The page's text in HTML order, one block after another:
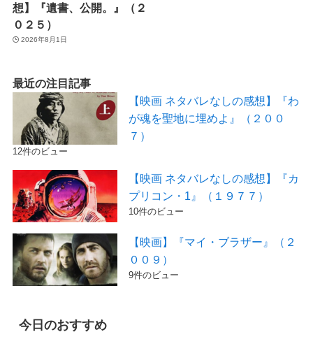
想】『遺書、公開。』（２
０２５）
2026年8月1日
最近の注目記事
【映画 ネタバレなしの感想】『わ
が魂を聖地に埋めよ』（２００
７）
12件のビュー
【映画 ネタバレなしの感想】『カ
プリコン・1』（１９７７）
10件のビュー
【映画】『マイ・ブラザー』（２
００９）
9件のビュー
今日のおすすめ